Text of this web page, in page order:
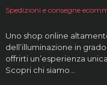
Spedizioni e consegne
Uno shop online
dell’illuminazione in
offrirti un’esperienza
Scopri chi siamo…